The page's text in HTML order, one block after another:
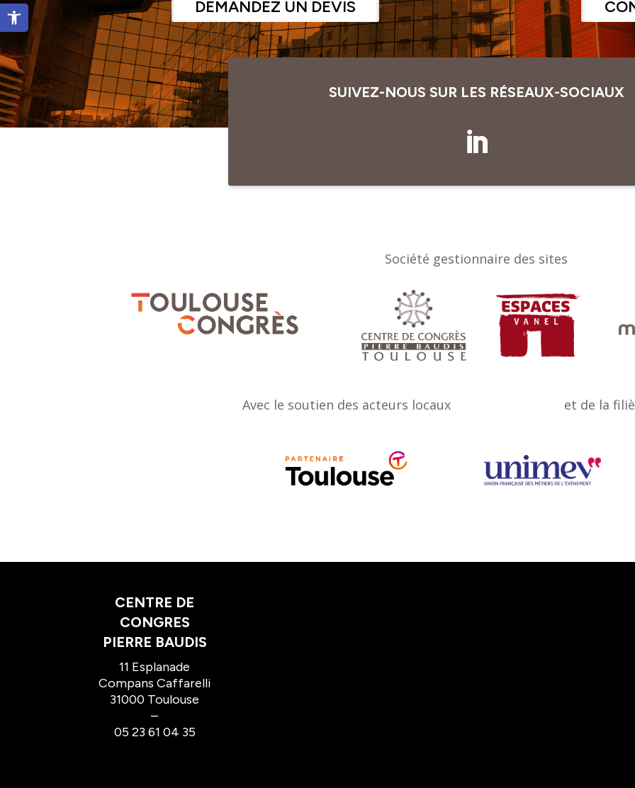
Ouvrir la barre d’outils DEMANDEZ UN DEVIS
SUIVEZ-NOUS SUR LES RÉSEAUX-SOCIAUX
Société gestionnaire des sites
Avec le soutien des acteurs locaux et de la
CENTRE DE
CONGRES
PIERRE BAUDIS
11 Esplanade
Compans Caffarelli
31000 Toulouse
–
05 23 61 04 35